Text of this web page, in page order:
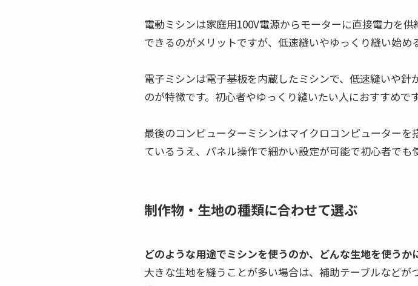
電動ミシンは家庭用100V電源からモーターに直接電力を
できるのがメリットですが、低速縫いやゆっくり縫い始め
電子ミシンは電子基板を内蔵したミシンで、低速縫いや
のが特徴です。初心者やゆっくり縫いたい人におすすめです
最後のコンピューターミシンはマイクロコンピューター
ているうえ、パネル操作で細かい設定が可能で初心者でも
制作物・生地の種類に合わせて選ぶ
どのような用途でミシンを使うのか、どんな生地を使うか
大きな生地を縫うことが多い場合は、補助テーブルなど